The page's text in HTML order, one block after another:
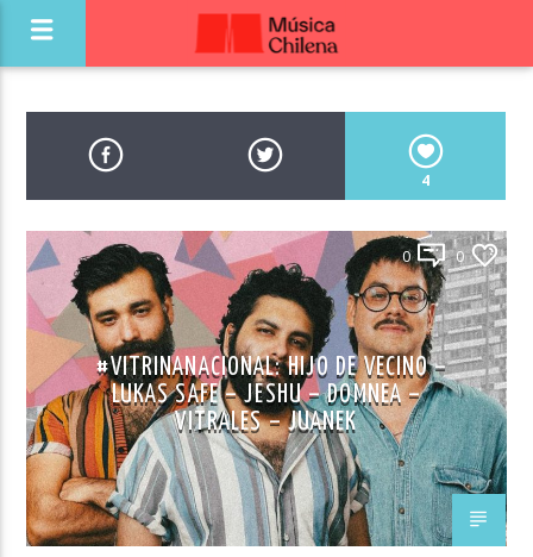
4
0 0
#VITRINANACIONAL: HIJO DE VECINO –
LUKAS SAFE – JESHU – DOMNEA –
VITRALES – JUANEK